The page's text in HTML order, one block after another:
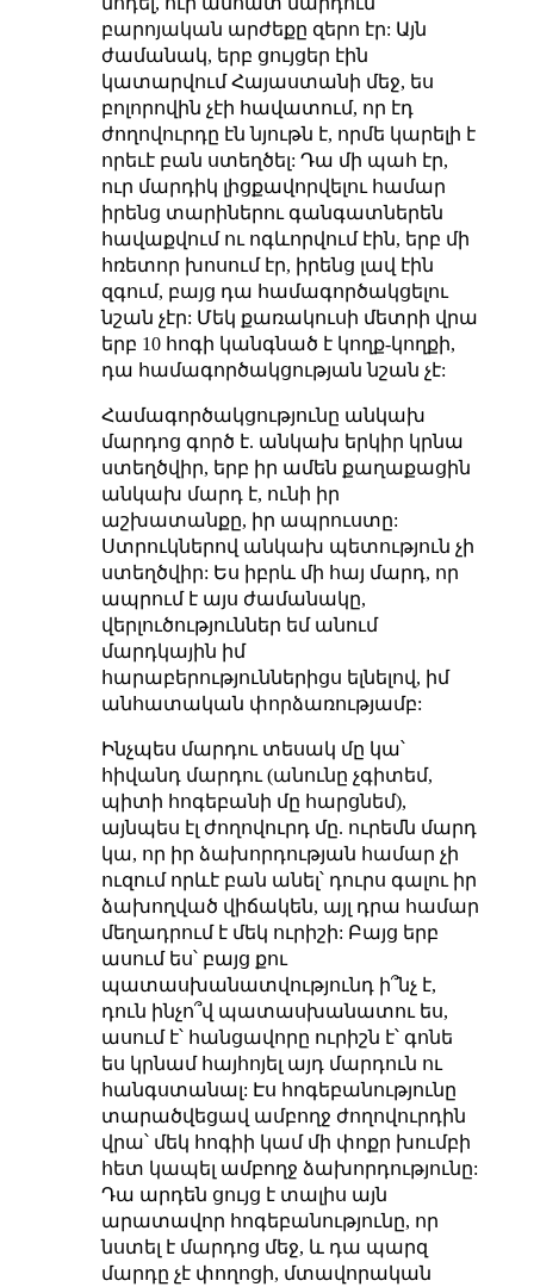
բարոյական արժեքը զերո էր: Այն
ժամանակ, երբ ցույցեր էին
կատարվում Հայաստանի մեջ, ես
բոլորովին չէի հավատում, որ էդ
ժողովուրդը էն նյութն է, որմե կարելի է
որեւէ բան ստեղծել: Դա մի պահ էր,
ուր մարդիկ լիցքավորվելու համար
իրենց տարիներու գանգատներեն
հավաքվում ու ոգևորվում էին, երբ մի
հռետոր խոսում էր, իրենց լավ էին
զգում, բայց դա համագործակցելու
նշան չէր: Մեկ քառակուսի մետրի վրա
երբ 10 հոգի կանգնած է կողք-կողքի,
դա համագործակցության նշան չէ:
Համագործակցությունը անկախ
մարդոց գործ է. անկախ երկիր կրնա
ստեղծվիր, երբ իր ամեն քաղաքացին
անկախ մարդ է, ունի իր
աշխատանքը, իր ապրուստը:
Ստրուկներով անկախ պետություն չի
ստեղծվիր: Ես իբրև մի հայ մարդ, որ
ապրում է այս ժամանակը,
վերլուծություններ եմ անում
մարդկային իմ
հարաբերություններիցս ելնելով, իմ
անհատական փորձառությամբ:
Ինչպես մարդու տեսակ մը կա՝
հիվանդ մարդու (անունը չգիտեմ,
պիտի հոգեբանի մը հարցնեմ),
այնպես էլ ժողովուրդ մը. ուրեմն մարդ
կա, որ իր ձախորդության համար չի
ուզում որևէ բան անել՝ դուրս գալու իր
ձախողված վիճակեն, այլ դրա համար
մեղադրում է մեկ ուրիշի: Բայց երբ
ասում ես՝ բայց քու
պատասխանատվությունդ ի՞նչ է,
դուն ինչո՞վ պատասխանատու ես,
ասում է՝ հանցավորը ուրիշն է՝ գոնե
ես կրնամ հայհոյել այդ մարդուն ու
հանգստանալ: Էս հոգեբանությունը
տարածվեցավ ամբողջ ժողովուրդին
վրա՝ մեկ հոգիի կամ մի փոքր խումբի
հետ կապել ամբողջ ձախորդությունը:
Դա արդեն ցույց է տալիս այն
արատավոր հոգեբանությունը, որ
նստել է մարդոց մեջ, և դա պարզ
մարդը չէ փողոցի, մտավորական